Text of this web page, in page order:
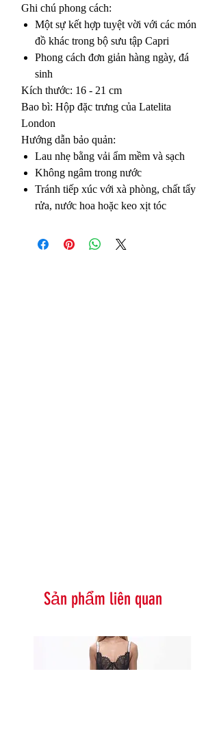
Sản phẩm liên quan
Ghi chú phong cách:
Một sự kết hợp tuyệt vời với các món
đồ khác trong bộ sưu tập Capri
Phong cách đơn giản hàng ngày, đá
sinh
Kích thước: 16 - 21 cm
Bao bì: Hộp đặc trưng của Latelita
London
Hướng dẫn bảo quản:
Lau nhẹ bằng vải ẩm mềm và sạch
Không ngâm trong nước
Tránh tiếp xúc với xà phòng, chất tẩy
rửa, nước hoa hoặc keo xịt tóc